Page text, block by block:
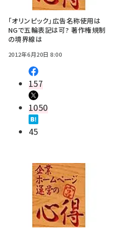
「オリンピック」広告名称使用は
NGで五輪表記は可? 著作権規制
の境界線は
2012年6月20日 8:00
157
1050
45